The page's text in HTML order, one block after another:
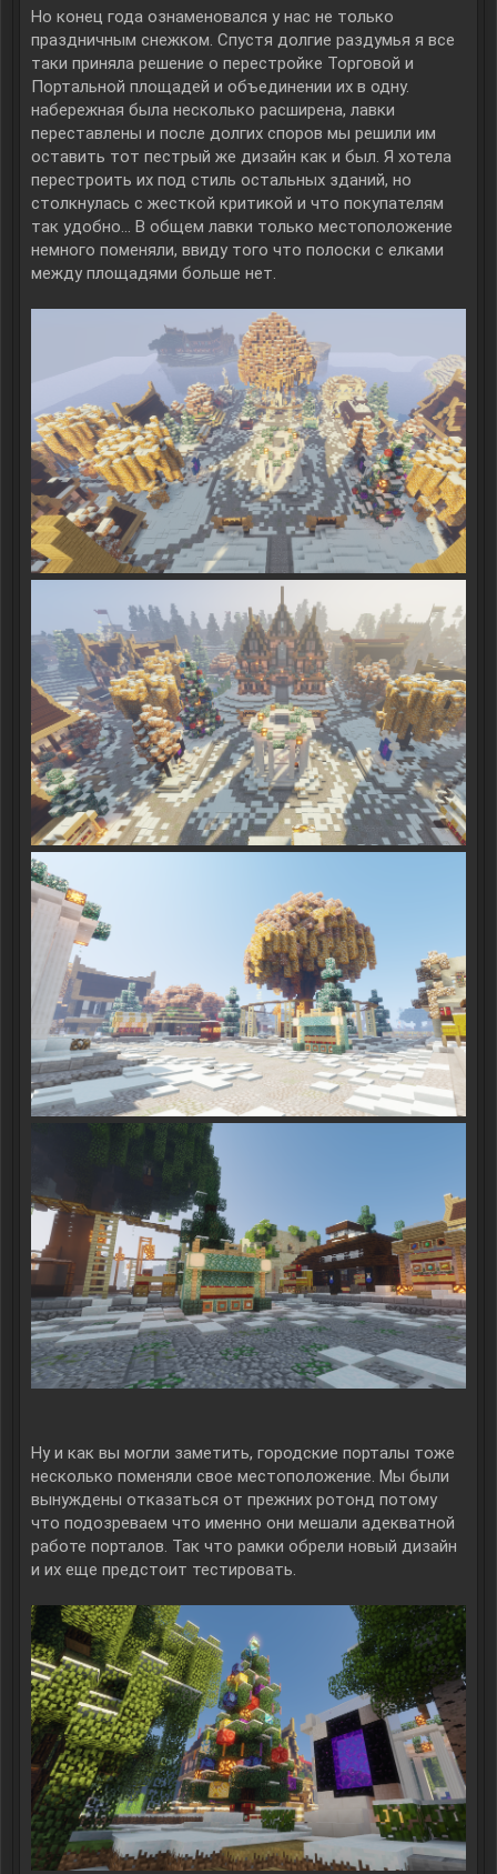
Но конец года ознаменовался у нас не только
праздничным снежком. Спустя долгие раздумья я все
таки приняла решение о перестройке Торговой и
Портальной площадей и объединении их в одну.
набережная была несколько расширена, лавки
переставлены и после долгих споров мы решили им
оставить тот пестрый же дизайн как и был. Я хотела
перестроить их под стиль остальных зданий, но
столкнулась с жесткой критикой и что покупателям
так удобно... В общем лавки только местоположение
немного поменяли, ввиду того что полоски с елками
между площадями больше нет.
Ну и как вы могли заметить, городские порталы тоже
несколько поменяли свое местоположение. Мы были
вынуждены отказаться от прежних ротонд потому
что подозреваем что именно они мешали адекватной
работе порталов. Так что рамки обрели новый дизайн
и их еще предстоит тестировать.